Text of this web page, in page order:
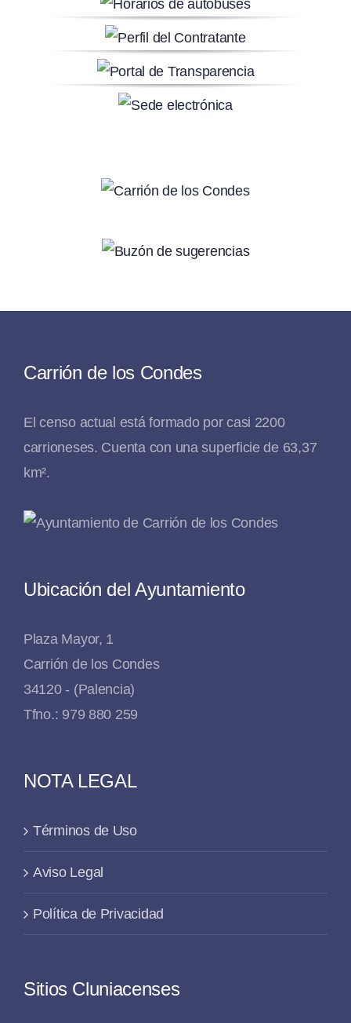
Carrión de los Condes
El censo actual está formado por casi 2200
carrioneses. Cuenta con una superficie de 63,37
km².
Ubicación del Ayuntamiento
Plaza Mayor, 1
Carrión de los Condes
34120 - (Palencia)
Tfno.: 979 880 259
NOTA LEGAL
Términos de Uso
Aviso Legal
Política de Privacidad
Sitios Cluniacenses